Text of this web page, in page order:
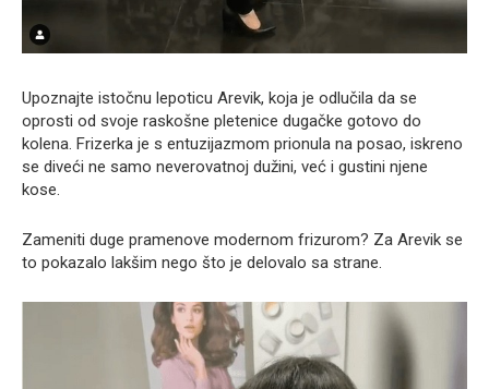
Upoznajte istočnu lepoticu Arevik, koja je odlučila da se
oprosti od svoje raskošne pletenice dugačke gotovo do
kolena. Frizerka je s entuzijazmom prionula na posao, iskreno
se diveći ne samo neverovatnoj dužini, već i gustini njene
kose.
Zameniti duge pramenove modernom frizurom? Za Arevik se
to pokazalo lakšim nego što je delovalo sa strane.